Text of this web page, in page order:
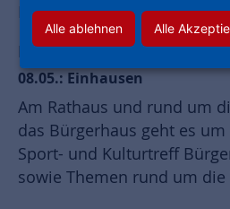
Heimstätte | Wohnstadt.
Ein Überblick:
08.05.: Einhausen
Am Rathaus und rund um
das Bürgerhaus geht es
Sport- und Kulturtreff
sowie Themen rund um die
Alle ablehnen Alle